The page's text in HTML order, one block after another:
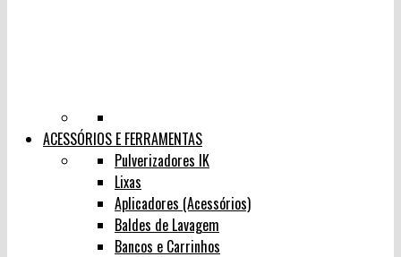
ACESSÓRIOS E FERRAMENTAS
Pulverizadores IK
Lixas
Aplicadores (Acessórios)
Baldes de Lavagem
Bancos e Carrinhos